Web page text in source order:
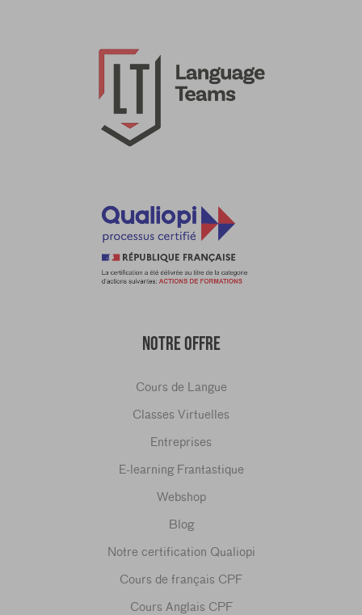
NOTRE OFFRE
Cours de Langue
Classes Virtuelles
Entreprises
E-learning Frantastique
Webshop
Blog
Notre certification Qualiopi
Cours de français CPF
Cours Anglais CPF